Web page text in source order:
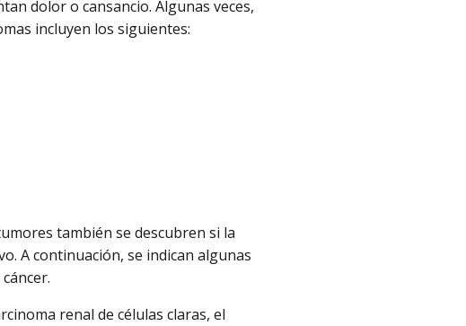
dolor o cansancio. Algunas veces,
incluyen los siguientes:
también se descubren si la
A continuación, se indican algunas
renal de células claras, el